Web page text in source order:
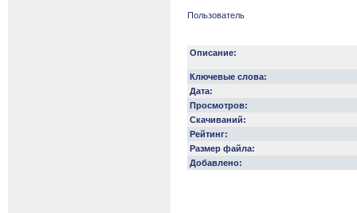
Пользователь
Описание:
Ключевые слова:
Дата:
Просмотров:
Скачиваний:
Рейтинг:
Размер файла:
Добавлено: